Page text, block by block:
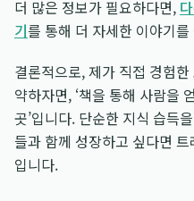
더 많은 정보가 필요하다면,
기를 통해 더 자세한 이야기
결론적으로, 제가 직접 경험한
약하자면, ‘책을 통해 사람을
곳’입니다. 단순한 지식 습득
들과 함께 성장하고 싶다면
입니다.